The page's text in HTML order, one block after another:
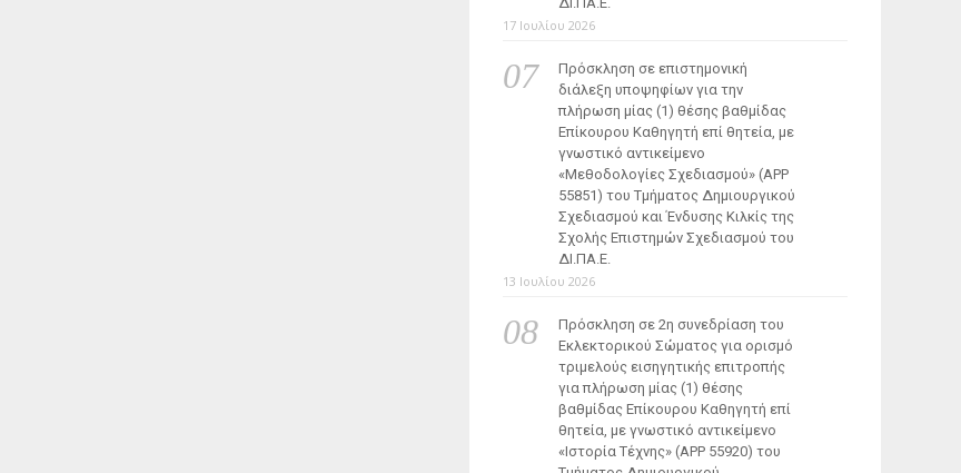
17 Ιουλίου 2026
Πρόσκληση σε επιστημονική
διάλεξη υποψηφίων για την
πλήρωση μίας (1) θέσης βαθμίδας
Επίκουρου Καθηγητή επί θητεία, με
γνωστικό αντικείμενο
«Μεθοδολογίες Σχεδιασμού» (ΑΡΡ
55851) του Τμήματος Δημιουργικού
Σχεδιασμού και Ένδυσης Κιλκίς της
Σχολής Επιστημών Σχεδιασμού του
ΔΙ.ΠΑ.Ε.
13 Ιουλίου 2026
Πρόσκληση σε 2η συνεδρίαση του
Εκλεκτορικού Σώματος για ορισμό
τριμελούς εισηγητικής επιτροπής
για πλήρωση μίας (1) θέσης
βαθμίδας Επίκουρου Καθηγητή επί
θητεία, με γνωστικό αντικείμενο
«Ιστορία Τέχνης» (ΑΡΡ 55920) του